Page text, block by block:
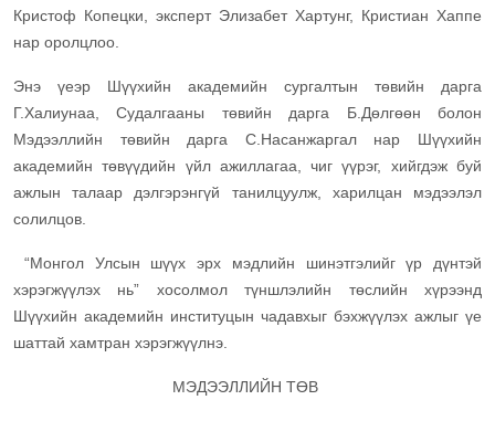
Кристоф Копецки, эксперт Элизабет Хартунг, Кристиан Хаппе
нар оролцлоо.
Энэ үеэр Шүүхийн академийн сургалтын төвийн дарга
Г.Халиунаа, Судалгааны төвийн дарга Б.Дөлгөөн болон
Мэдээллийн төвийн дарга С.Насанжаргал нар Шүүхийн
академийн төвүүдийн үйл ажиллагаа, чиг үүрэг, хийгдэж буй
ажлын талаар дэлгэрэнгүй танилцуулж, харилцан мэдээлэл
солилцов.
“Монгол Улсын шүүх эрх мэдлийн шинэтгэлийг үр дүнтэй
хэрэгжүүлэх нь” хосолмол түншлэлийн төслийн хүрээнд
Шүүхийн академийн институцын чадавхыг бэхжүүлэх ажлыг үе
шаттай хамтран хэрэгжүүлнэ.
МЭДЭЭЛЛИЙН ТӨВ